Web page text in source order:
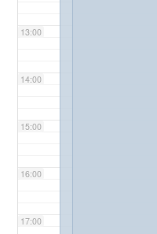
13:00
14:00
15:00
16:00
17:00